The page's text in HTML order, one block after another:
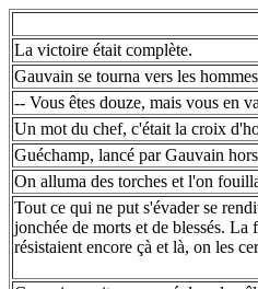
La victoire était complète.
Gauvain se tourna vers les
-- Vous êtes douze, mais vous en
Un mot du chef, c'était la croix
Guéchamp, lancé par Gauvain
On alluma des torches et l'on
Tout ce qui ne put s'évader se
jonchée de morts et de blessés. La
résistaient encore çà et là, on les